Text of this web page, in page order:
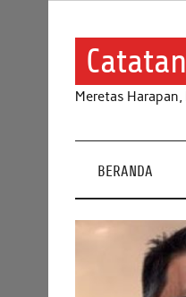
Meretas
BERANDA